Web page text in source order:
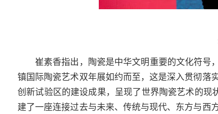
崔素香指出，陶瓷是中华文明重要的文化符
镇国际陶瓷艺术双年展如约而至，这是深入贯彻落
创新试验区的建设成果，呈现了世界陶瓷艺术的现
建了一座连接过去与未来、传统与现代、东方与